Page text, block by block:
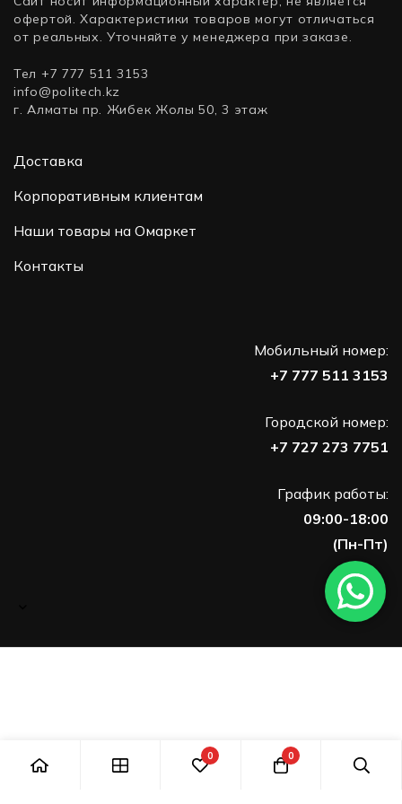
офертой. Характеристики товаров могут отличаться
от реальных. Уточняйте у менеджера при заказе.
Тел +7 777 511 3153
info@politech.kz
г. Алматы пр. Жибек Жолы 50, 3 этаж
Доставка
Корпоративным клиентам
Наши товары на Омаркет
Контакты
Мобильный номер:
+7 777 511 3153
Городской номер:
+7 727 273 7751
График работы:
09:00-18:00
(Пн-Пт)
0 0